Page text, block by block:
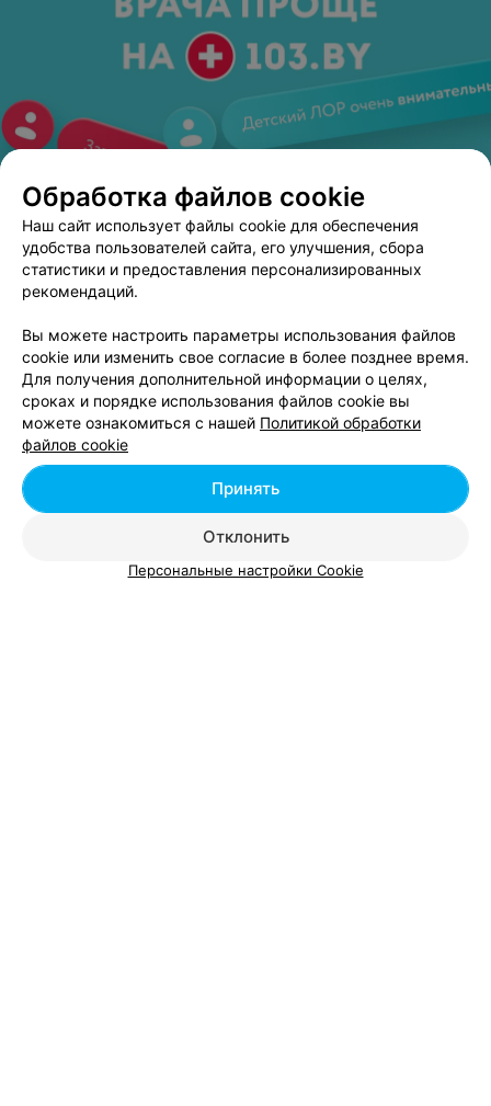
ЭФФЕКТИВНАЯ РЕКЛАМА НА САЙТЕ
ЗООМАГАЗИН
Хвостики
Жлобин, 1-й микрарайон, 1Б до 19:00
Добавить компанию
Добавить специалиста
Обработка файлов cookie
Наш сайт использует файлы cookie для обеспечения
удобства пользователей сайта, его улучшения, сбора
статистики и предоставления персонализированных
рекомендаций.
Вы можете настроить параметры использования файлов
cookie или изменить свое согласие в более позднее время.
Для получения дополнительной информации о целях,
сроках и порядке использования файлов cookie вы
можете ознакомиться с нашей Политикой обработки
файлов cookie
Отклонить
Принять
Персональные настройки Cookie